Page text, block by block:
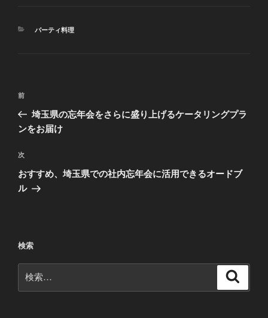
カ
パーティ料理
投
ナ
ゲ
ー
シ
前
の
投
前
埼玉県の忘年会をさらに盛り上げるケータリングプラ
ンをお届け
次
の
投
次
おすすめ、埼玉県での社内忘年会に活用できるオードブ
ル
検索
索: